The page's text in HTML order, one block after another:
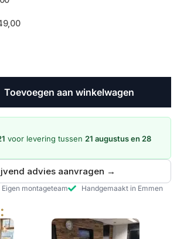
Toevoegen aan winkelwagen
voor levering tussen21 augustus en 28
advies aanvragen →
Eigen montageteam
Handgemaakt in Emmen